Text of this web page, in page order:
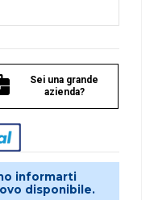
Sei una grande
azienda?
informarti
disponibile.